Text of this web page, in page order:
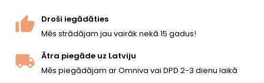
Droši iegādāties
Mēs strādājam jau vairāk nekā 15 gadus!
Ātra piegāde uz Latviju
Mēs piegādājam ar Omniva vai DPD 2-3 dienu laikā